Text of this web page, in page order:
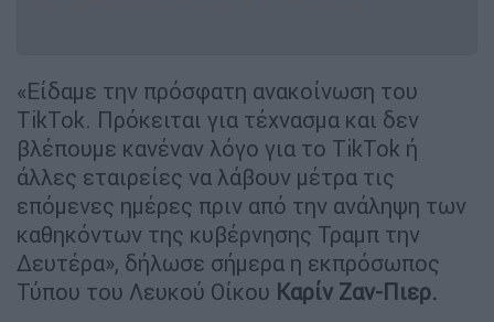
«Είδαμε την πρόσφατη ανακοίνωση του
TikTok. Πρόκειται για τέχνασμα και δεν
βλέπουμε κανέναν λόγο για το TikTok ή
άλλες εταιρείες να λάβουν μέτρα τις
επόμενες ημέρες πριν από την ανάληψη των
καθηκόντων της κυβέρνησης Τραμπ την
Δευτέρα», δήλωσε σήμερα η εκπρόσωπος
Τύπου του Λευκού Οίκου Καρίν Ζαν-Πιερ.